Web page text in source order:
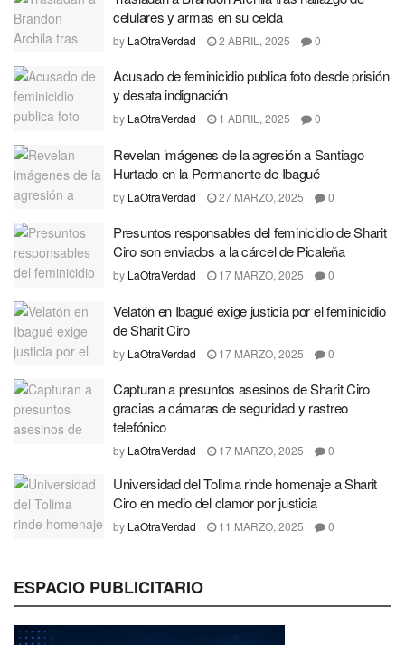
celulares y armas en su celda
by LaOtraVerdad 2 ABRIL, 2025 0
Acusado de feminicidio publica foto desde prisión
y desata indignación
by LaOtraVerdad 1 ABRIL, 2025 0
Revelan imágenes de la agresión a Santiago
Hurtado en la Permanente de Ibagué
by LaOtraVerdad 27 MARZO, 2025 0
Presuntos responsables del feminicidio de Sharit
Ciro son enviados a la cárcel de Picaleña
by LaOtraVerdad 17 MARZO, 2025 0
Velatón en Ibagué exige justicia por el feminicidio
de Sharit Ciro
by LaOtraVerdad 17 MARZO, 2025 0
Capturan a presuntos asesinos de Sharit Ciro
gracias a cámaras de seguridad y rastreo
telefónico
by LaOtraVerdad 17 MARZO, 2025 0
Universidad del Tolima rinde homenaje a Sharit
Ciro en medio del clamor por justicia
by LaOtraVerdad 11 MARZO, 2025 0
ESPACIO PUBLICITARIO